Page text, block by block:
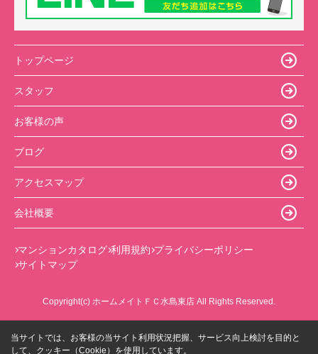
トップページ
スタッフ
お客様の声
ブログ
アクセスマップ
会社概要
マンションカタログ 利用規約 プライバシーポリシー
サイトマップ
Copyright(c) ホームメイトＦＣ水島東店 All Rights Reserved.
当サイトでは、お客様の当サイト利用状況把握、サービス向上検討を目的と
して、クッキー（Cookie）を使用しています。